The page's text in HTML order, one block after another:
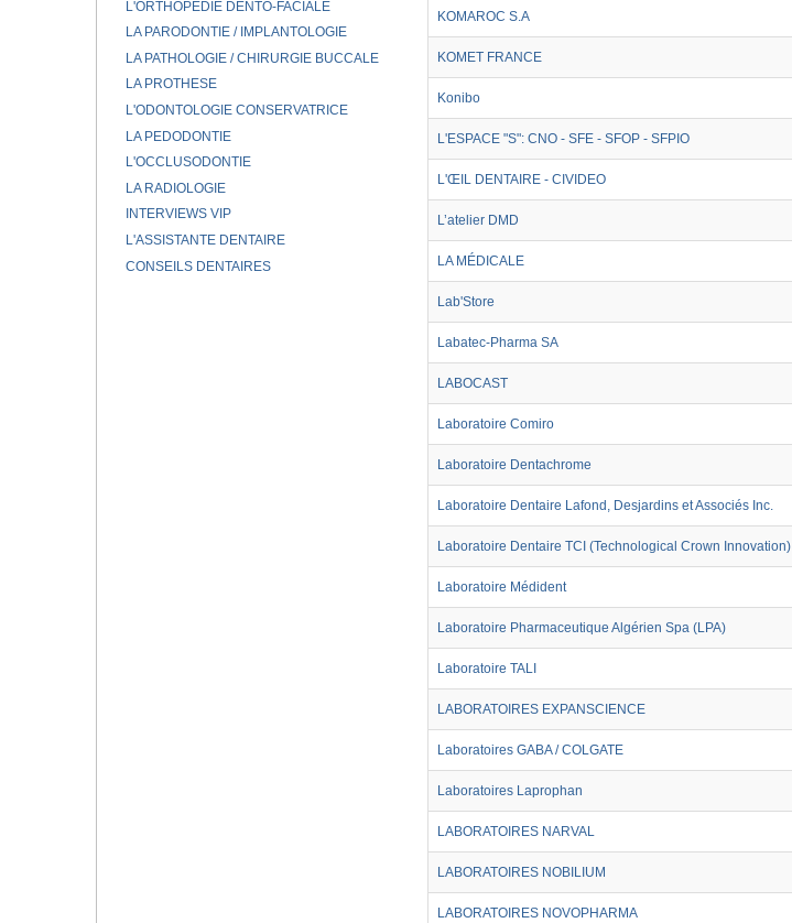
KOMAROC S.A
KOMET FRANCE
Konibo
L'ESPACE "S": CNO - SFE - SFOP - SFPIO
L'ŒIL DENTAIRE - CIVIDEO
L’atelier DMD
LA MÉDICALE
Lab'Store
Labatec-Pharma SA
LABOCAST
Laboratoire Comiro
Laboratoire Dentachrome
Laboratoire Dentaire Lafond, Desjardins et Associés Inc.
Laboratoire Dentaire TCI (Technological Crown Innovation)
Laboratoire Médident
Laboratoire Pharmaceutique Algérien Spa (LPA)
Laboratoire TALI
LABORATOIRES EXPANSCIENCE
Laboratoires GABA / COLGATE
Laboratoires Laprophan
LABORATOIRES NARVAL
LABORATOIRES NOBILIUM
LABORATOIRES NOVOPHARMA
L'ORTHOPEDIE DENTO-FACIALE
LA PARODONTIE / IMPLANTOLOGIE
LA PATHOLOGIE / CHIRURGIE BUCCALE
LA PROTHESE
L'ODONTOLOGIE CONSERVATRICE
LA PEDODONTIE
L'OCCLUSODONTIE
LA RADIOLOGIE
INTERVIEWS VIP
L'ASSISTANTE DENTAIRE
CONSEILS DENTAIRES